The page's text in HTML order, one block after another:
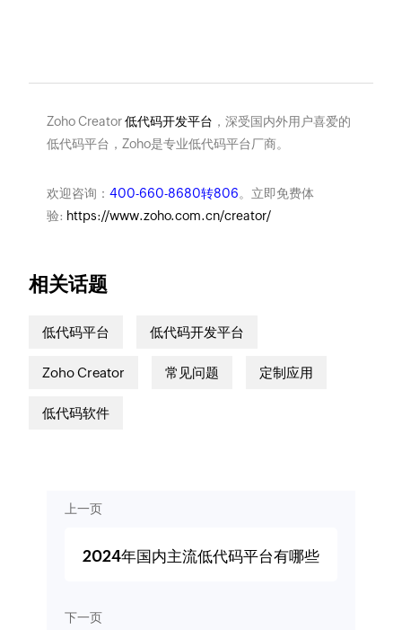
Zoho Creator低代码开发平台 ，深受国内外用户喜爱的
低代码平台，Zoho是专业低代码平台厂商。
欢迎咨询： 400-660-8680转806。立即免费体
验: https://www.zoho.com.cn/creator/
相关话题
低代码平台 低代码开发平台
Zoho Creator 常见问题 定制应用
低代码软件
上一页
2024年国内主流低代码平台有哪些
下一页